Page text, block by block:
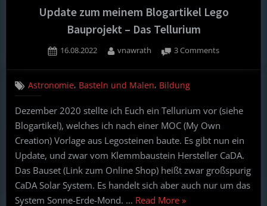
Mondphasensimulator
aus
Update zum meinem Blogartikel Lego
Bauprojekt – Das Tellurium
Posted
16.08.2022 By
vnawrath 3 Commentson
Lego
Bauprojekt
–
Das
Astronomie, Basteln und Malen, Bildung
Dezember 2020 stellte ich Euch ein Tellurium vor (siehe
Blogartikel), welches ich nach einer MOC (My Own
Creation) Vorlage aus Legosteinen baute. Es gibt nun ein
Update, und zwar vom Klemmbaustein Hersteller CaDA.
Das Bauset (Link zum Online Shop) heißt zwar großspurig
CaDA Solar System. Es handelt sich aber auch nur um das
System Sonne-Erde-Mond. … Read More“Update
»